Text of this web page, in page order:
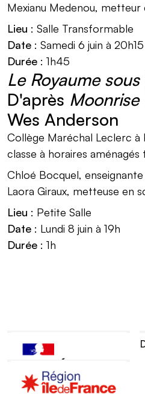
Mexianu Medenou, metteur
Lieu : Salle Transformable
Date : Samedi 6 juin à 20h15
Durée : 1h45
Le Royaume
D'après
Wes Anderson
Collège Maréchal Leclerc à
classe à horaires aménagés
Chloé Bocquel, enseignante
Laora Giraux, metteuse en
Lieu : Petite Salle
Date : Lundi 8 juin à 19h
Durée : 1h
Rectorat de Versailles
Île-de-France